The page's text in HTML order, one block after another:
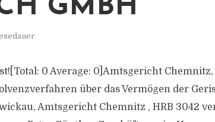
GMBH
0 Average: 0]Amtsgericht
über das Vermögen der
Amtsgericht Chemnitz , HRB 3042